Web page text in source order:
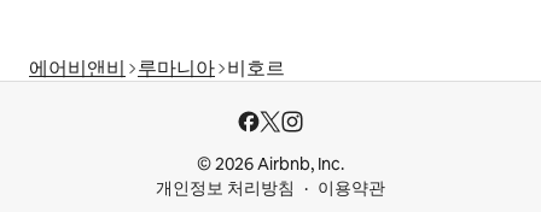
에어비앤비 루마니아 비호르
© 2026 Airbnb, Inc.
개인정보 처리방침
이용약관